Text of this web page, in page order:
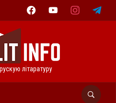
facebookyoutube instagramtelegram
літаратуру